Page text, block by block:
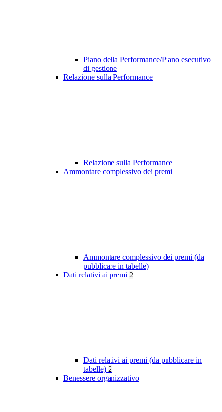
Piano della Performance/Piano esecutivo
di gestione
Relazione sulla Performance
Relazione sulla Performance
Ammontare complessivo dei premi
Ammontare complessivo dei premi (da
pubblicare in tabelle)
Dati relativi ai premi 2
Dati relativi ai premi (da pubblicare in
tabelle) 2
Benessere organizzativo